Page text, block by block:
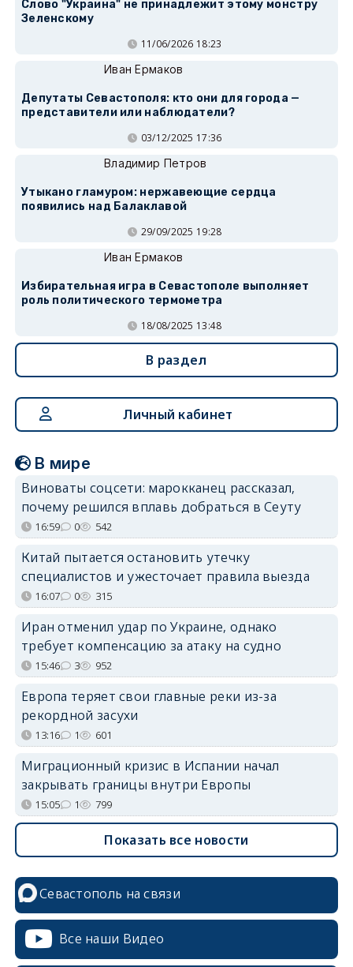
Слово "Украина" не принадлежит этому монстру
Зеленскому
11/06/2026 18:23
Иван Ермаков
Депутаты Севастополя: кто они для города —
представители или наблюдатели?
03/12/2025 17:36
Владимир Петров
Утыкано гламуром: нержавеющие сердца
появились над Балаклавой
29/09/2025 19:28
Иван Ермаков
Избирательная игра в Севастополе выполняет
роль политического термометра
18/08/2025 13:48
В раздел
Личный кабинет
В мире
Виноваты соцсети: марокканец рассказал,
почему решился вплавь добраться в Сеуту
16:59 0 542
Китай пытается остановить утечку
специалистов и ужесточает правила выезда
16:07 0 315
Иран отменил удар по Украине, однако
требует компенсацию за атаку на судно
15:46 3 952
Европа теряет свои главные реки из-за
рекордной засухи
13:16 1 601
Миграционный кризис в Испании начал
закрывать границы внутри Европы
15:05 1 799
Показать все новости
Севастополь на связи
Все наши Видео